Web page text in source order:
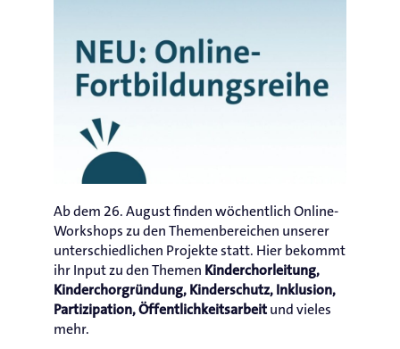
Ab dem 26. August finden wöchentlich Online-
Workshops zu den Themenbereichen unserer
unterschiedlichen Projekte statt. Hier bekommt
ihr Input zu den Themen Kinderchorleitung,
Kinderchorgründung, Kinderschutz, Inklusion,
Partizipation, Öffentlichkeitsarbeit und vieles
mehr.